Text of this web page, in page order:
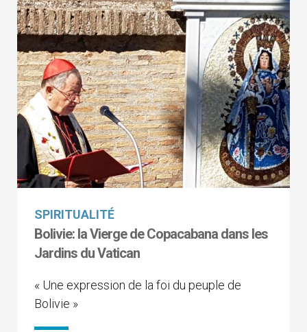
SPIRITUALITÉ
Bolivie: la Vierge de Copacabana dans les
Jardins du Vatican
« Une expression de la foi du peuple de
Bolivie »